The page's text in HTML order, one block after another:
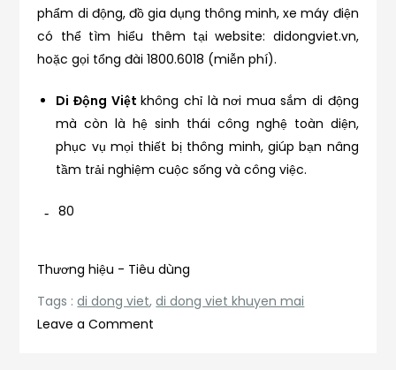
phẩm di động, đồ gia dụng thông minh, xe máy điện
có thể tìm hiểu thêm tại website: didongviet.vn,
hoặc gọi tổng đài 1800.6018 (miễn phí).
Di Động Việtkhông chỉ là nơi mua sắm di động
mà còn là hệ sinh thái công nghệ toàn diện,
phục vụ mọi thiết bị thông minh, giúp bạn nâng
tầm trải nghiệm cuộc sống và công việc.
80
Thương hiệu - Tiêu dùng
Tags :di dong viet,di dong viet khuyen mai
Leave a Comment